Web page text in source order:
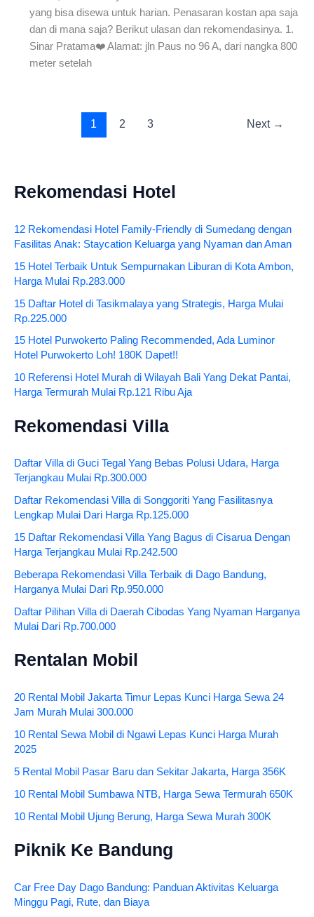
yang bisa disewa untuk harian. Penasaran kostan apa saja
dan di mana saja? Berikut ulasan dan rekomendasinya. 1.
Sinar Pratama❤️ Alamat: jln Paus no 96 A, dari nangka 800
meter setelah
1 2 3 Next →
Rekomendasi Hotel
12 Rekomendasi Hotel Family-Friendly di Sumedang dengan
Fasilitas Anak: Staycation Keluarga yang Nyaman dan Aman
15 Hotel Terbaik Untuk Sempurnakan Liburan di Kota Ambon,
Harga Mulai Rp.283.000
15 Daftar Hotel di Tasikmalaya yang Strategis, Harga Mulai
Rp.225.000
15 Hotel Purwokerto Paling Recommended, Ada Luminor
Hotel Purwokerto Loh! 180K Dapet!!
10 Referensi Hotel Murah di Wilayah Bali Yang Dekat Pantai,
Harga Termurah Mulai Rp.121 Ribu Aja
Rekomendasi Villa
Daftar Villa di Guci Tegal Yang Bebas Polusi Udara, Harga
Terjangkau Mulai Rp.300.000
Daftar Rekomendasi Villa di Songgoriti Yang Fasilitasnya
Lengkap Mulai Dari Harga Rp.125.000
15 Daftar Rekomendasi Villa Yang Bagus di Cisarua Dengan
Harga Terjangkau Mulai Rp.242.500
Beberapa Rekomendasi Villa Terbaik di Dago Bandung,
Harganya Mulai Dari Rp.950.000
Daftar Pilihan Villa di Daerah Cibodas Yang Nyaman Harganya
Mulai Dari Rp.700.000
Rentalan Mobil
20 Rental Mobil Jakarta Timur Lepas Kunci Harga Sewa 24
Jam Murah Mulai 300.000
10 Rental Sewa Mobil di Ngawi Lepas Kunci Harga Murah
2025
5 Rental Mobil Pasar Baru dan Sekitar Jakarta, Harga 356K
10 Rental Mobil Sumbawa NTB, Harga Sewa Termurah 650K
10 Rental Mobil Ujung Berung, Harga Sewa Murah 300K
Piknik Ke Bandung
Car Free Day Dago Bandung: Panduan Aktivitas Keluarga
Minggu Pagi, Rute, dan Biaya